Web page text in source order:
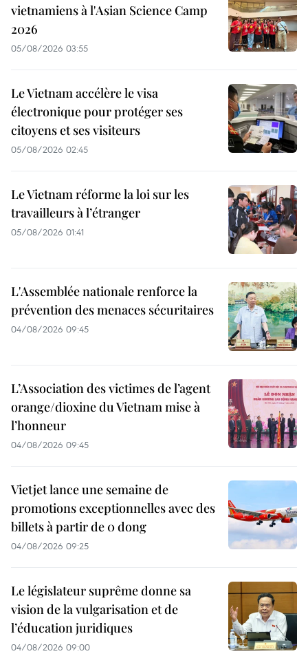
vietnamiens à l'Asian Science Camp
2026
05/08/2026 03:55
Le Vietnam accélère le visa
électronique pour protéger ses
citoyens et ses visiteurs
05/08/2026 02:45
Le Vietnam réforme la loi sur les
travailleurs à l’étranger
05/08/2026 01:41
L'Assemblée nationale renforce la
prévention des menaces sécuritaires
04/08/2026 09:45
L’Association des victimes de l’agent
orange/dioxine du Vietnam mise à
l’honneur
04/08/2026 09:45
Vietjet lance une semaine de
promotions exceptionnelles avec des
billets à partir de 0 dong
04/08/2026 09:25
Le législateur suprême donne sa
vision de la vulgarisation et de
l’éducation juridiques
04/08/2026 09:00